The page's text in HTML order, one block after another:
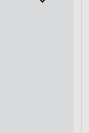
per Marca: BEURER